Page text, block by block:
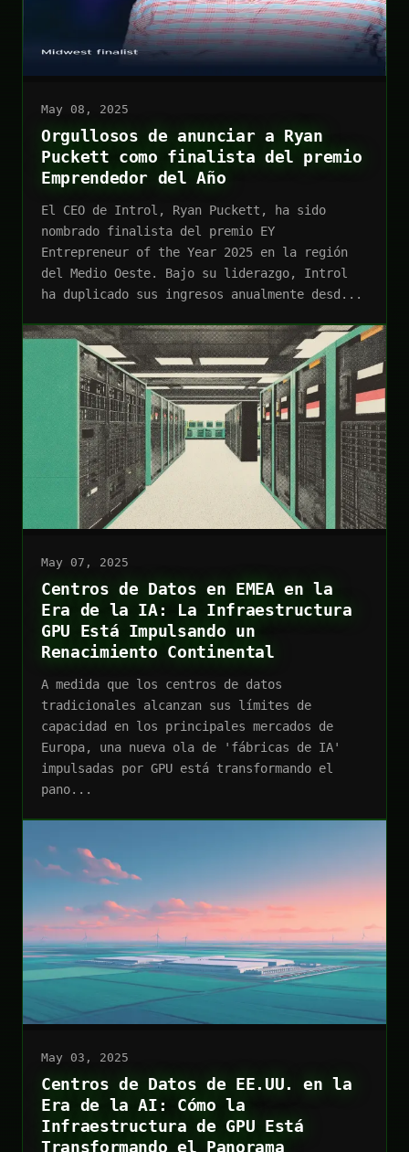
May 08, 2025
Orgullosos de anunciar a Ryan
Puckett como finalista del premio
Emprendedor del Año
El CEO de Introl, Ryan Puckett, ha sido
nombrado finalista del premio EY
Entrepreneur of the Year 2025 en la región
del Medio Oeste. Bajo su liderazgo, Introl
ha duplicado sus ingresos anualmente desd...
May 07, 2025
Centros de Datos en EMEA en la
Era de la IA: La Infraestructura
GPU Está Impulsando un
Renacimiento Continental
A medida que los centros de datos
tradicionales alcanzan sus límites de
capacidad en los principales mercados de
Europa, una nueva ola de 'fábricas de IA'
impulsadas por GPU está transformando el
pano...
May 03, 2025
Centros de Datos de EE.UU. en la
Era de la AI: Cómo la
Infraestructura de GPU Está
Transformando el Panorama